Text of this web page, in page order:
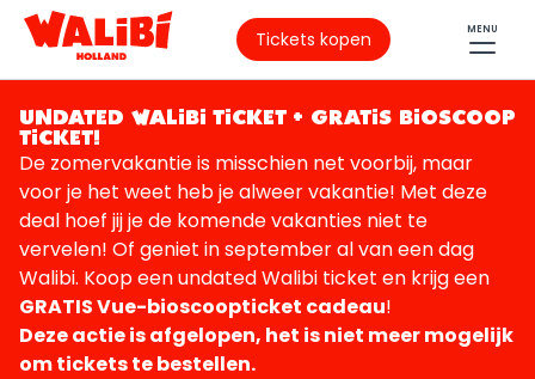
Tickets kopen MENU
UNDATED WALIBI TICKET + GRATIS BIOSCOOP
TICKET!
De zomervakantie is misschien net voorbij, maar
voor je het weet heb je alweer vakantie! Met deze
deal hoef jij je de komende vakanties niet te
vervelen! Of geniet in september al van een dag
Walibi. Koop een undated Walibi ticket en krijg een
GRATIS Vue-bioscoopticket cadeau!
Deze actie is afgelopen, het is niet meer mogelijk
om tickets te bestellen.